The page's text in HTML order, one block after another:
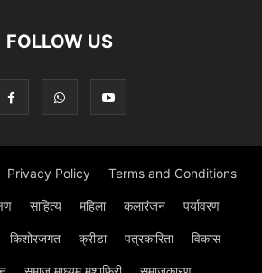
FOLLOW US
Privacy Policy Terms and Conditions
साहित्य महिला कलारंजन पर्यावरण
किशोरजगत क्रीडा पत्रकारिता विकास